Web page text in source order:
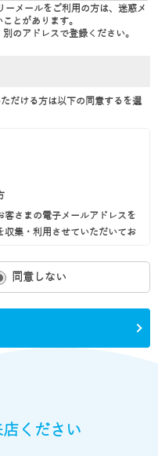
ーメールをご利用の方は、迷惑メ
とがあります。
のアドレスで登録ください。
だける方は以下の同意するを選
さまの電子メールアドレスを
収集・利用させていただいてお
下「お客さま情報」といいま
この責務を果たすために、次
適宜取扱いの改善に努めま
を取り扱います。
防止するために必要な 対策を
同意しない
ください